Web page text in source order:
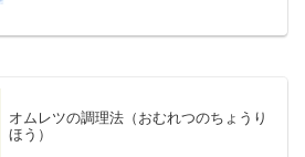
しかし、2001年ねん（平成へいせい13
オムレツの調理法（おむれつのちょうり
ほう）